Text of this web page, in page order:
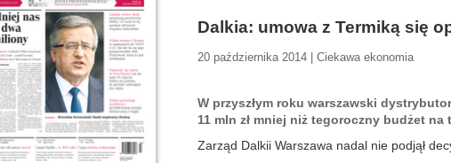
Dalkia: umowa z Termiką się
20 października 2014 | Ciekawa ekonomia
W przyszłym roku warszawski
11 mln zł mniej niż tegoroczny budżet na
Zarząd Dalkii Warszawa nadal nie podjął